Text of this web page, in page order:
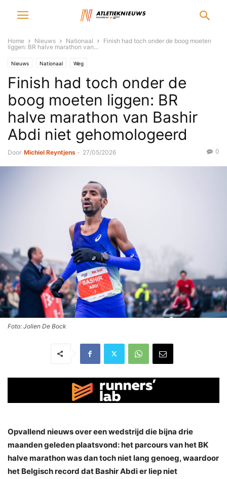
Home Nieuws Nationaal
Finish had toch onder de boog moeten
liggen: BR halve marathon van...
Nieuws Nationaal Weg
Finish had toch onder de
boog moeten liggen: BR
halve marathon van Bashir
Abdi niet gehomologeerd
Door Michiel Reyntjens - 27/05/2026 0
Foto: Jolien De Bock
Opvallend nieuws over een wedstrijd die bijna drie
maanden geleden plaatsvond: het parcours van het BK
halve marathon was dan toch niet lang genoeg, waardoor
het Belgisch record dat Bashir Abdi er liep niet